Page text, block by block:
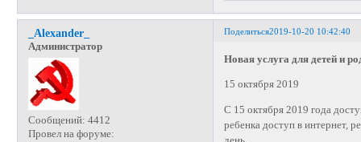
Поделиться2019-10-20 10:42:40
_Alexander_
Администратор
Сообщений: 4412
Провел на форуме:
Новая услуга для детей и
15 октября 2019
С 15 октября 2019 года
ребенка доступ в интернет,